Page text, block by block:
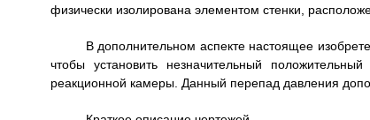
физически изолирована элементом стенки,
В дополнительном аспекте настоящее
чтобы установить незначительный
реакционной камеры. Данный перепад давления